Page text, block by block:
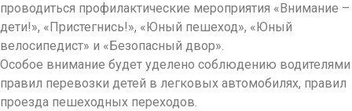
проводиться профилактические мероприятия «Внимание –
дети!», «Пристегнись!», «Юный пешеход», «Юный
велосипедист» и «Безопасный двор».
Особое внимание будет уделено соблюдению водителями
правил перевозки детей в легковых автомобилях, правил
проезда пешеходных переходов.